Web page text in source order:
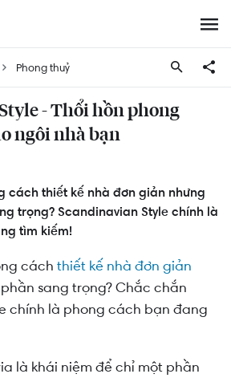
Phong thuỷ
- Thổi hồn phong
ngôi nhà bạn
cách thiết kế nhà đơn giản nhưng
trọng? Scandinavian Style chính là
tìm kiếm!
cách thiết kế nhà đơn giản
sang trọng? Chắc chắn
chính là phong cách bạn đang
là khái niệm để chỉ một phần